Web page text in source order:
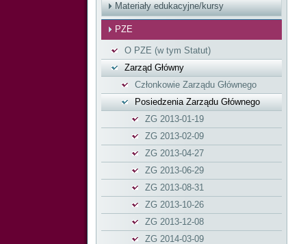
Materiały edukacyjne/kursy
PZE
O PZE (w tym Statut)
Zarząd Główny
Członkowie Zarządu Głównego
Posiedzenia Zarządu Głównego
ZG 2013-01-19
ZG 2013-02-09
ZG 2013-04-27
ZG 2013-06-29
ZG 2013-08-31
ZG 2013-10-26
ZG 2013-12-08
ZG 2014-03-09